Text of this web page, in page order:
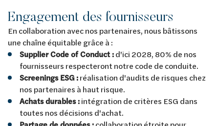
Engagement des fournisseurs
En collaboration avec nos partenaires, nous bâtissons
une chaîne équitable grâce à :
Supplier Code of Conduct :d'ici 2028, 80% de nos
fournisseurs respecteront notre code de conduite.
Screenings ESG :réalisation d'audits de risques chez
nos partenaires à haut risque.
Achats durables :intégration de critères ESG dans
toutes nos décisions d'achat.